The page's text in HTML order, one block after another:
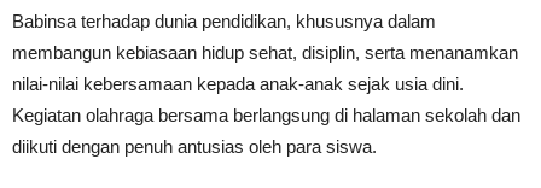
Babinsa terhadap dunia pendidikan, khususnya dalam
membangun kebiasaan hidup sehat, disiplin, serta menanamkan
nilai-nilai kebersamaan kepada anak-anak sejak usia dini.
Kegiatan olahraga bersama berlangsung di halaman sekolah dan
diikuti dengan penuh antusias oleh para siswa.